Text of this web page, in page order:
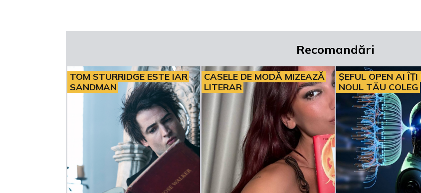
Recomandări
TOM STURRIDGE ESTE IAR
SANDMAN
CASELE DE MODĂ MIZEAZĂ
LITERAR
ȘEFUL OPEN AI
NOUL TĂU COLEG